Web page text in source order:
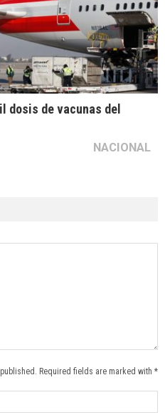
dosis de vacunas del
NACIONAL
Required fields are marked with *